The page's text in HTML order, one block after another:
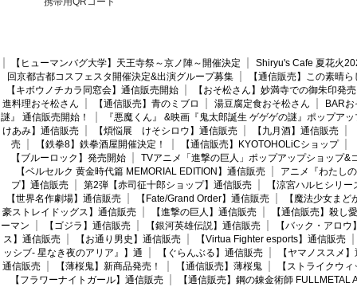
【ヒューマンバグ大学】天王寺祭～京ノ陣～開催決定
Shiryu's Cafe 夏花火
回京都古都コスフェスタ開催決定&出演グループ募集
【通信販売】この素晴
【キボウノチカラ同窓会】通信販売開始
【おそ松さん】妙満寺での御朱印発売
進料理おそ松さん
【通信販売】青のミブロ 湯豆腐定食おそ松さん
BAR
謎』 通信販売開始！
『悪魔くん』 &映画『鬼太郎誕生 ゲゲゲの謎』ポップア
けあみ】通信販売
【煩悩展 けそシロウ】通信販売 【九月酒】通信販売
売
【鉄拳8】鉄拳酒屋開催決定！ 【通信販売】KYOTOHOLiCショップ
【ブルーロック】発売開始
TVアニメ「進撃の巨人」ポップアップショップ&
【ベルセルク 黄金時代篇 MEMORIAL EDITION】通信販売
アニメ『わたし
プ】通信販売
第2弾【赤司征十郎ショップ】通信販売
【涼宮ハルヒシリ
【世界名作劇場】通信販売
【Fate/Grand Order】通信販売
【魔法少女ま
豪ストレイドッグス】通信販売
【進撃の巨人】通信販売
【通信販売】殺し愛
ーマン
【ゴジラ】通信販売 【銀河英雄伝説】通信販売
【バック・アロウ
ス】通信販売
【お通り男史】通信販売
【Virtua Fighter esports】通信販売
ッシブ- 星なき夜のアリア』】通
【ぐらんぶる】通信販売
【ヤマノススメ
通信販売
【薄桜鬼】新商品発売！ 【通信販売】薄桜鬼
【ストライクウ
【フラワーナイトガール】通信販売
【通信販売】鋼の錬金術師 FULLMETAL